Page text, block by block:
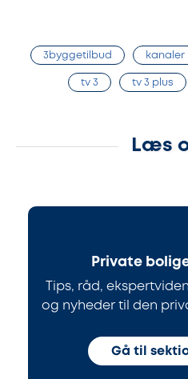
3byggetilbud kanaler
tv 3 tv 3 plus
Læs
Private
Tips, råd,
og nyheder til den
Gå til